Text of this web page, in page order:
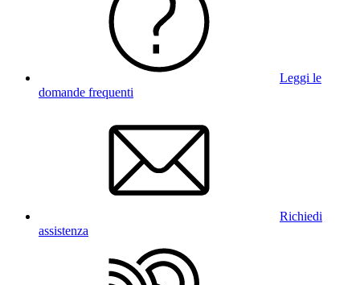
Leggi le
domande frequenti
Richiedi
assistenza